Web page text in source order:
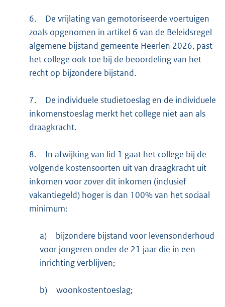
6.
De vrijlating van gemotoriseerde voertuigen
zoals opgenomen in artikel 6 van de Beleidsregel
algemene bijstand gemeente Heerlen 2026, past
het college ook toe bij de beoordeling van het
recht op bijzondere bijstand.
7.
De individuele studietoeslag en de individuele
inkomenstoeslag merkt het college niet aan als
draagkracht.
8.
In afwijking van lid 1 gaat het college bij de
volgende kostensoorten uit van draagkracht uit
inkomen voor zover dit inkomen (inclusief
vakantiegeld) hoger is dan 100% van het sociaal
minimum:
a)
bijzondere bijstand voor levensonderhoud
voor jongeren onder de 21 jaar die in een
inrichting verblijven;
b) woonkostentoeslag;